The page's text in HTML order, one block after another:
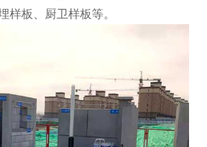
样板、厨卫样板等。